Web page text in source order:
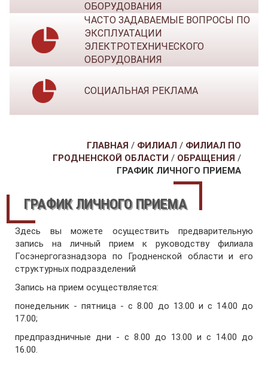
ОБОРУДОВАНИЯ
ЧАСТО ЗАДАВАЕМЫЕ ВОПРОСЫ ПО
ЭКСПЛУАТАЦИИ
ЭЛЕКТРОТЕХНИЧЕСКОГО
ОБОРУДОВАНИЯ
СОЦИАЛЬНАЯ РЕКЛАМА
ГЛАВНАЯ / ФИЛИАЛ / ФИЛИАЛ ПО
ГРОДНЕНСКОЙ ОБЛАСТИ / ОБРАЩЕНИЯ /
ГРАФИК ЛИЧНОГО ПРИЕМА
ГРАФИК ЛИЧНОГО ПРИЕМА
Здесь вы можете осуществить предварительную
запись на личный прием к руководству филиала
Госэнергогазнадзора по Гродненской области и его
структурных подразделений
Запись на прием осуществляется:
понедельник - пятница - с 8.00 до 13.00 и с 14.00 до
17.00;
предпраздничные дни - с 8.00 до 13.00 и с 14.00 до
16.00.